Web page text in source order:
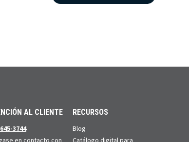
AL CLIENTE
3744
en contacto con
RECURSOS
Blog
Catálogo digital para